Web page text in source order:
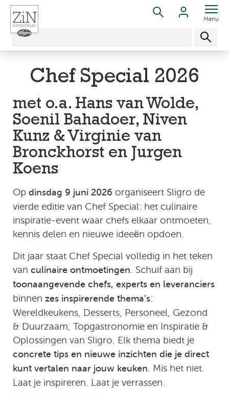
Menu
Chef Special 2026
met o.a. Hans van Wolde,
Soenil Bahadoer, Niven
Kunz & Virginie van
Bronckhorst en Jurgen
Koens
Op dinsdag 9 juni 2026 organiseert Sligro de
vierde editie van Chef Special: het culinaire
inspiratie-event waar chefs elkaar ontmoeten,
kennis delen en nieuwe ideeën opdoen.
Dit jaar staat Chef Special volledig in het teken
van culinaire ontmoetingen . Schuif aan bij
toonaangevende chefs, experts en leveranciers
binnen zes inspirerende thema’s:
Wereldkeukens, Desserts, Personeel, Gezond
& Duurzaam, Topgastronomie en Inspiratie &
Oplossingen van Sligro. Elk thema biedt je
concrete tips en nieuwe inzichten die je direct
kunt vertalen naar jouw keuken . Mis het niet.
Laat je inspireren. Laat je verrassen.